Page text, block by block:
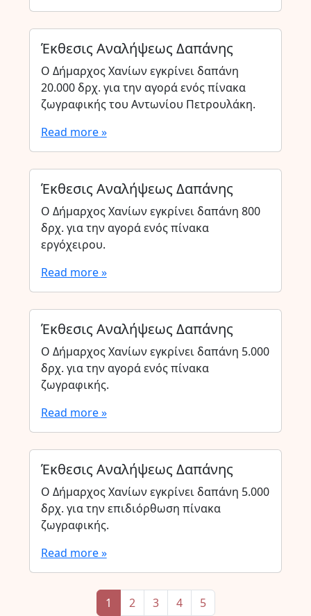
Έκθεσις Αναλήψεως Δαπάνης
Ο Δήμαρχος Χανίων εγκρίνει δαπάνη
20.000 δρχ. για την αγορά ενός πίνακα
ζωγραφικής του Αντωνίου Πετρουλάκη.
Read more »
Έκθεσις Αναλήψεως Δαπάνης
Ο Δήμαρχος Χανίων εγκρίνει δαπάνη 800
δρχ. για την αγορά ενός πίνακα
εργόχειρου.
Read more »
Έκθεσις Αναλήψεως Δαπάνης
Ο Δήμαρχος Χανίων εγκρίνει δαπάνη 5.000
δρχ. για την αγορά ενός πίνακα
ζωγραφικής.
Read more »
Έκθεσις Αναλήψεως Δαπάνης
Ο Δήμαρχος Χανίων εγκρίνει δαπάνη 5.000
δρχ. για την επιδιόρθωση πίνακα
ζωγραφικής.
Read more »
Page navigationCurrent Page
1 Page
2 Page
3 Page
4 Page
5